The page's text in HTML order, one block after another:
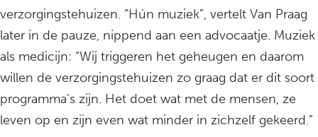
verzorgingstehuizen. “Hún muziek”, vertelt Van Praag
later in de pauze, nippend aan een advocaatje. Muziek
als medicijn: “Wij triggeren het geheugen en daarom
willen de verzorgingstehuizen zo graag dat er dit soort
programma’s zijn. Het doet wat met de mensen, ze
leven op en zijn even wat minder in zichzelf gekeerd.”